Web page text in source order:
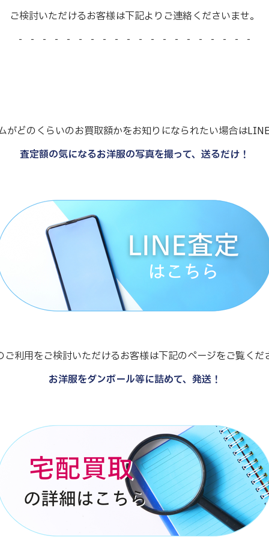
ご検討いただけるお客様は下記よりご連絡くださいませ。
- - - - - - - - - - - - - - - - - - - -
がどのくらいのお買取額かをお知りになられたい場合はLINE
査定額の気になるお洋服の写真を撮って、送るだけ！
ご利用をご検討いただけるお客様は下記のページをご覧くだ
お洋服をダンボール等に詰めて、発送！